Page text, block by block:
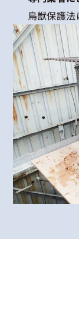
鳥獣保護